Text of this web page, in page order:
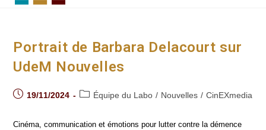
Portrait de Barbara Delacourt sur
UdeM Nouvelles
Post19/11/2024
PostÉquipe du Labo / Nouvelles / CinEXmedia
Cinéma, communication et émotions pour lutter contre la démence